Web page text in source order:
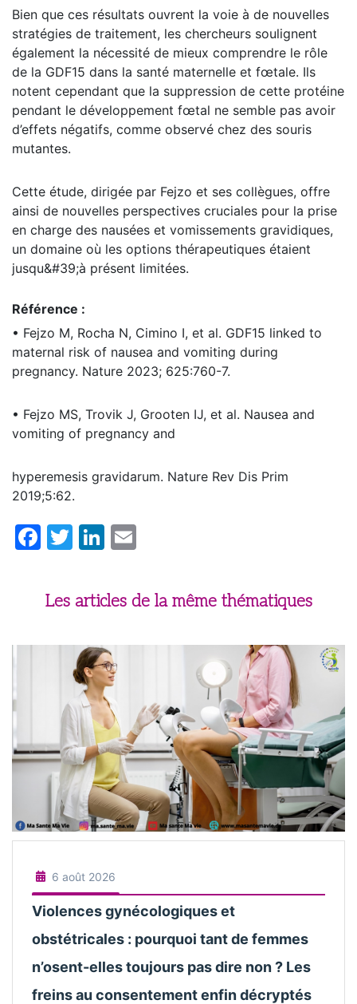
Bien que ces résultats ouvrent la voie à de nouvelles
stratégies de traitement, les chercheurs soulignent
également la nécessité de mieux comprendre le rôle
de la GDF15 dans la santé maternelle et fœtale. Ils
notent cependant que la suppression de cette protéine
pendant le développement fœtal ne semble pas avoir
d’effets négatifs, comme observé chez des souris
mutantes.
Cette étude, dirigée par Fejzo et ses collègues, offre
ainsi de nouvelles perspectives cruciales pour la prise
en charge des nausées et vomissements gravidiques,
un domaine où les options thérapeutiques étaient
jusqu&#39;à présent limitées.
Référence :
• Fejzo M, Rocha N, Cimino I, et al. GDF15 linked to
maternal risk of nausea and vomiting during
pregnancy. Nature 2023; 625:760-7.
• Fejzo MS, Trovik J, Grooten IJ, et al. Nausea and
vomiting of pregnancy and
hyperemesis gravidarum. Nature Rev Dis Prim
2019;5:62.
Facebook
TwitterLinkedIn
Les articles de la même thématiques
6 août 2026
Violences gynécologiques et
obstétricales : pourquoi tant de femmes
n’osent-elles toujours pas dire non ? Les
freins au consentement enfin décryptés